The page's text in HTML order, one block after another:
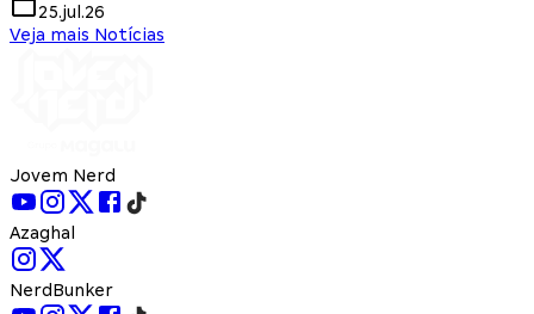
25.jul.26
Veja mais Notícias
Jovem Nerd
Azaghal
NerdBunker